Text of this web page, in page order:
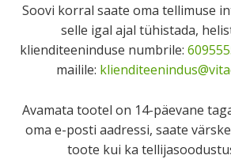
Soovi korral saate oma tellimuse
selle igal ajal tühistada,
klienditeeninduse numbrile:
mailile:
Avamata tootel on 14-päevane
oma e-posti aadressi, saate
toote kui ka